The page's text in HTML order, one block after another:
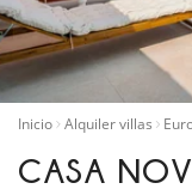
Inicio Alquiler villas
CASA